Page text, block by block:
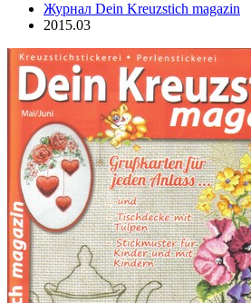
Журнал Dein Kreuzstich magazin
2015.03